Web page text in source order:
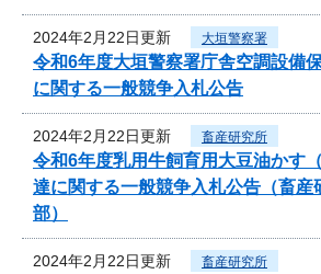
2024年2月22日更新 大垣警察署
令和6年度大垣警察署庁舎空調設備
に関する一般競争入札公告
2024年2月22日更新 畜産研究所
令和6年度乳用牛飼育用大豆油かす
達に関する一般競争入札公告（畜産
部）
2024年2月22日更新 畜産研究所